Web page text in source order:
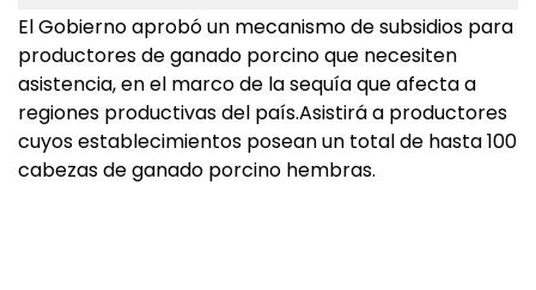
El Gobierno aprobó un mecanismo de subsidios para
productores de ganado porcino que necesiten
asistencia, en el marco de la sequía que afecta a
regiones productivas del país.Asistirá a productores
cuyos establecimientos posean un total de hasta 100
cabezas de ganado porcino hembras.